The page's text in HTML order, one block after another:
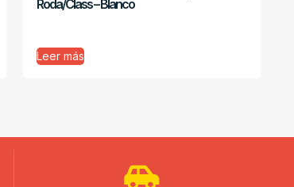
Roda/Class – Blanco
Leer más